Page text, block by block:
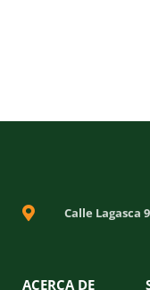
Calle Lagasca
ACERCA DE